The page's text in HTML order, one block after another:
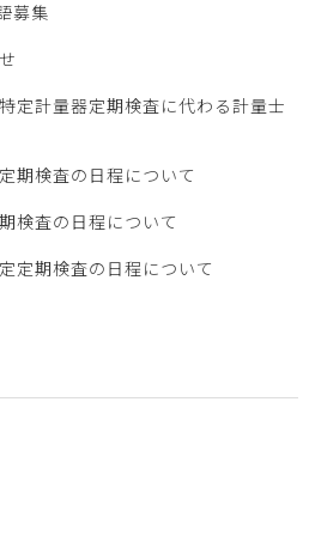
募集
定計量器定期検査に代わる計量士
期検査の日程について
検査の日程について
定期検査の日程について